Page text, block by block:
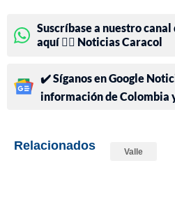
Suscríbase a nuestro
aquí 👉🏻 Noticias Caracol
✔️ Síganos en Google
información de Colombia
Relacionados Valle